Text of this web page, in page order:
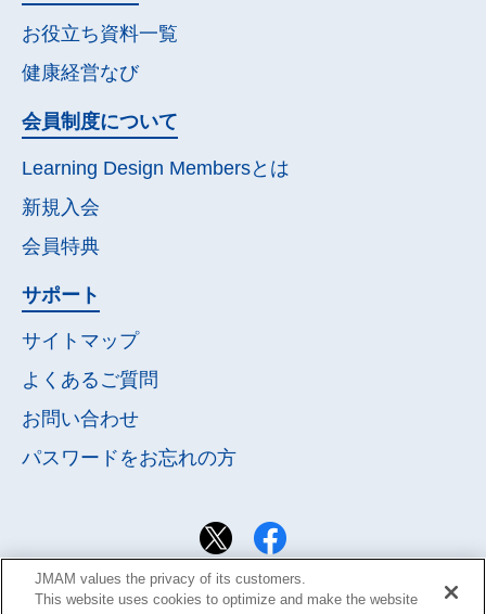
お役立ち資料一覧
健康経営なび
会員制度について
Learning Design Membersとは
新規入会
会員特典
サポート
サイトマップ
よくあるご質問
お問い合わせ
パスワードをお忘れの方
JMAM values the privacy of its customers.
This website uses cookies to optimize and make the website